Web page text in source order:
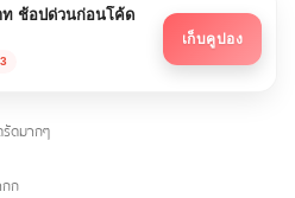
ท ช้อปด่วนก่อนโค้ด
เก็บคูปอง
รัดมากๆ
กก